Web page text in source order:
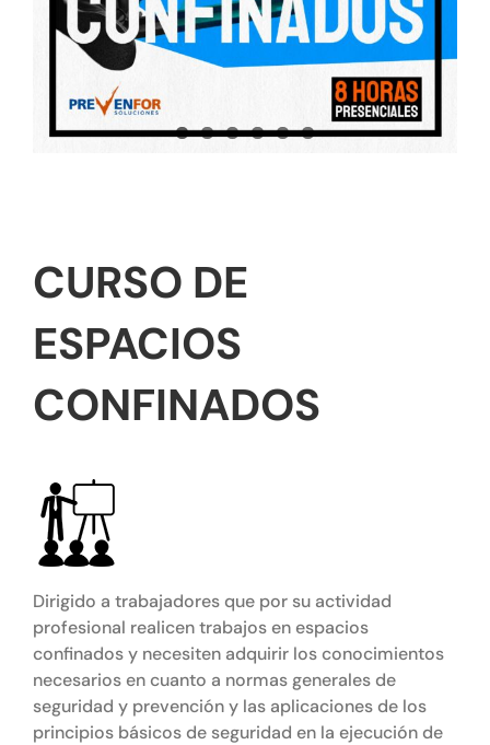
Tienda online
CURSO DE
ESPACIOS
CONFINADOS
Dirigido a trabajadores que por su actividad
profesional realicen trabajos en espacios
confinados y necesiten adquirir los conocimientos
necesarios en cuanto a normas generales de
seguridad y prevención y las aplicaciones de los
principios básicos de seguridad en la ejecución de